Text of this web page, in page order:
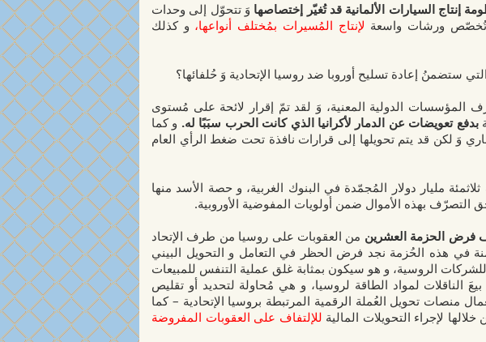
إنتاج السيارات الألمانية قد تُغيّر إختصاصها وَ تتحوّل إلى وحدات
ورشات واسعة لإنتاج المُسيرات بمُختلف أنواعها، و كذلك
ستضمنُ إعادة تسليح أوروبا ضد روسيا الإتحادية وَ حُلفائها؟
المؤسسات الدولية المعنية، وَ لقد تمّ إقرار لائحة على مُستوى
بدفع تعويضات عن الدمار لأكرانيا الذي كانت الحرب سبَبًا له. و كما
وَ لكن قد يتم تحويلها إلى قرارات نافذة تحت ضغط الرأي العام
مليار دولار المُجمّدة في البنوك الغربية، و حصة الأسد منها
التصرّف بهذه الأموال ضمن أولويات المفوضية الأوروبية.
فرض الحزمة العشرين من العقوبات على روسيا من طرف الإتحاد
في هذه الحُزمة نجد فرض الحظر في التعامل و التحويل البيني
للشركات الروسية، و هو سيكون بمثابة غلق عملية التنفس للمبيعات
الناقلات لمواد الطاقة لروسيا، و هي مُحاولة لتحديد أو تقليص
منصات تحويل العُملة الرقمية المرتبطة بروسيا الإتحادية – كما
لإجراء التحويلات المالية للإلتفاف على العقوبات المفروضة